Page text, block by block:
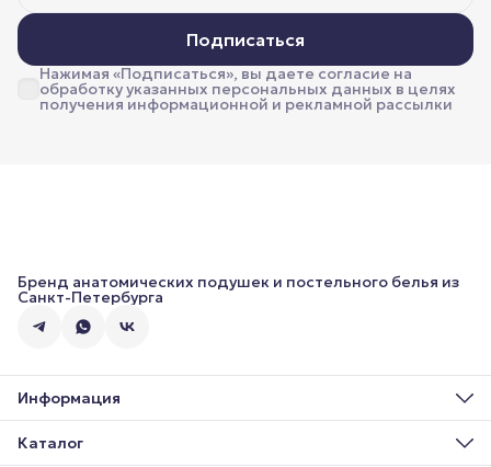
Подписаться
Нажимая «Подписаться», вы даете согласие на
обработку указанных персональных данных в целях
получения информационной и рекламной рассылки
Бренд анатомических подушек и постельного белья из
Санкт-Петербурга
Информация
О нас
Доставка
Каталог